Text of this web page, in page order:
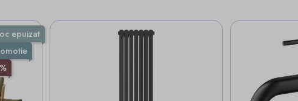
epuizat